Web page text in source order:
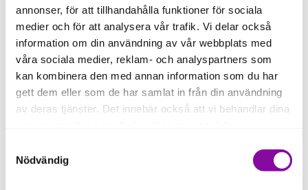
annonser, för att tillhandahålla funktioner för sociala
medier och för att analysera vår trafik. Vi delar också
information om din användning av vår webbplats med
våra sociala medier, reklam- och analyspartners som
kan kombinera den med annan information som du har
gett dem eller som de har samlat in från din användning
av deras tjänster. Det innebär också att vi behandlar dina
Om du klickar på avvisa kommer användning av kakor
eller delning av information enligt ovan, inte att ske,
Nödvändig
Ja, jag vill få nyheter om
DIGIT
närsomhelst avregistrera dig om du inte vill
ha fler mejl.